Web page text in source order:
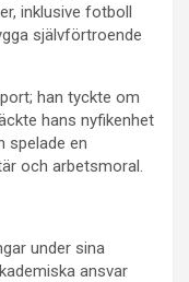
inklusive fotboll
självförtroende
han tyckte om
hans nyfikenhet
spelade en
och arbetsmoral.
under sina
ansvar